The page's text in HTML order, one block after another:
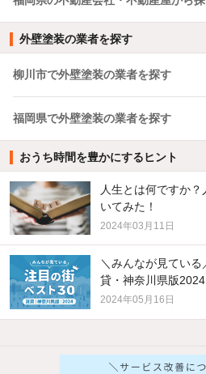
外壁塗装の業者を探す
柳川市で外壁塗装の業者を探す
福岡県で外壁塗装の業者を探す
おうち時間を豊かにするヒント
人生とは何ですか
いてみた！
2024年03月11日
＼みんなが見てい
貸・神奈川県版2024
2024年05月16日